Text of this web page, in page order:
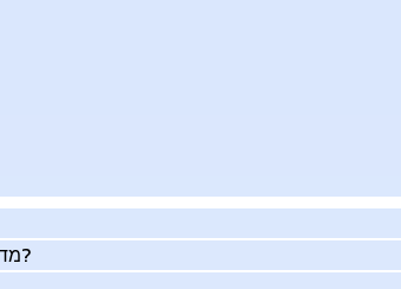
מדוע למכור את העסק שלך בעזרתנו?